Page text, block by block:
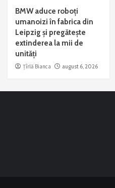
BMW aduce roboți
umanoizi în fabrica din
Leipzig și pregătește
extinderea la mii de
unități
Țîrlă Bianca august 6, 2026